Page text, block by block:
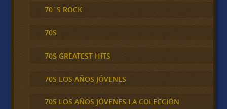
70´S ROCK
70S
70S GREATEST HITS
70S LOS AÑOS JÓVENES
70S LOS AÑOS JÓVENES LA COLECCIÓN